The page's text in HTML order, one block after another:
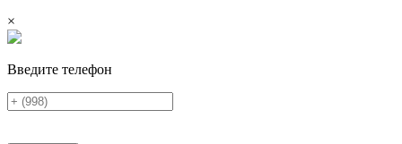
×
Введите телефон